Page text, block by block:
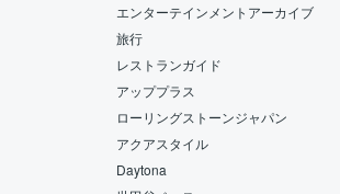
エンターテインメントアーカイブ
旅行
レストランガイド
アッププラス
ローリングストーンジャパン
アクアスタイル
Daytona